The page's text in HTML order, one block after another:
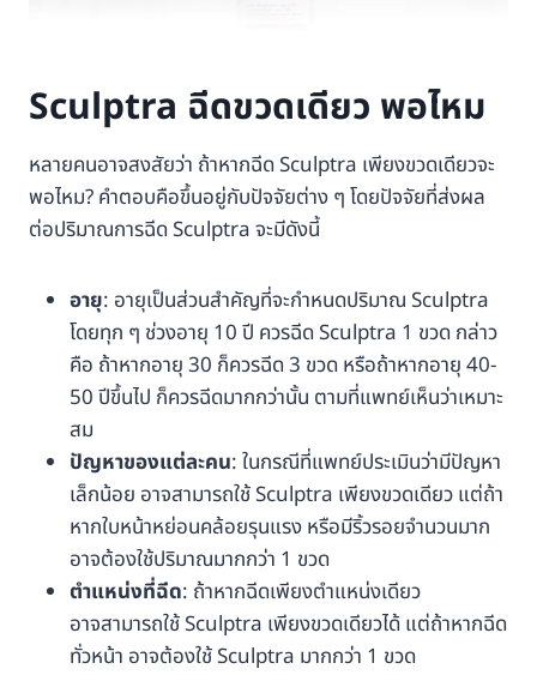
Sculptra ฉีดขวดเดียว พอไหม
หลายคนอาจสงสัยว่า ถ้าหากฉีด Sculptra เพียงขวดเดียวจะ
พอไหม? คำตอบคือขึ้นอยู่กับปัจจัยต่าง ๆ โดยปัจจัยที่ส่งผล
ต่อปริมาณการฉีด Sculptra จะมีดังนี้
อายุ: อายุเป็นส่วนสำคัญที่จะกำหนดปริมาณ Sculptra
โดยทุก ๆ ช่วงอายุ 10 ปี ควรฉีด Sculptra 1 ขวด กล่าว
คือ ถ้าหากอายุ 30 ก็ควรฉีด 3 ขวด หรือถ้าหากอายุ 40-
50 ปีขึ้นไป ก็ควรฉีดมากกว่านั้น ตามที่แพทย์เห็นว่าเหมาะ
สม
ปัญหาของแต่ละคน: ในกรณีที่แพทย์ประเมินว่ามีปัญหา
เล็กน้อย อาจสามารถใช้ Sculptra เพียงขวดเดียว แต่ถ้า
หากใบหน้าหย่อนคล้อยรุนแรง หรือมีริ้วรอยจำนวนมาก
อาจต้องใช้ปริมาณมากกว่า 1 ขวด
ตำแหน่งที่ฉีด: ถ้าหากฉีดเพียงตำแหน่งเดียว
อาจสามารถใช้ Sculptra เพียงขวดเดียวได้ แต่ถ้าหากฉีด
ทั่วหน้า อาจต้องใช้ Sculptra มากกว่า 1 ขวด